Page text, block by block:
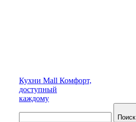
Кухни Mall Комфорт,
доступный
каждому
Поиск